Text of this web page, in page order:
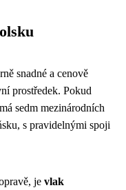
snadné a cenově
prostředek. Pokud
sedm mezinárodních
s pravidelnými spoji
je vlak